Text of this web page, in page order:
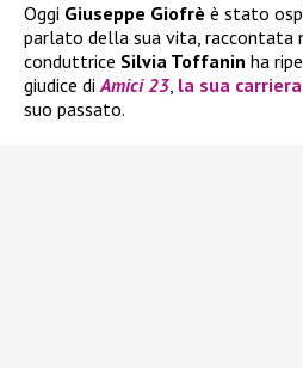
Oggi Giuseppe Giofrè è stato
parlato della sua vita, raccontata
conduttrice Silvia Toffanin ha
giudice di Amici 23, la sua carriera
suo passato.